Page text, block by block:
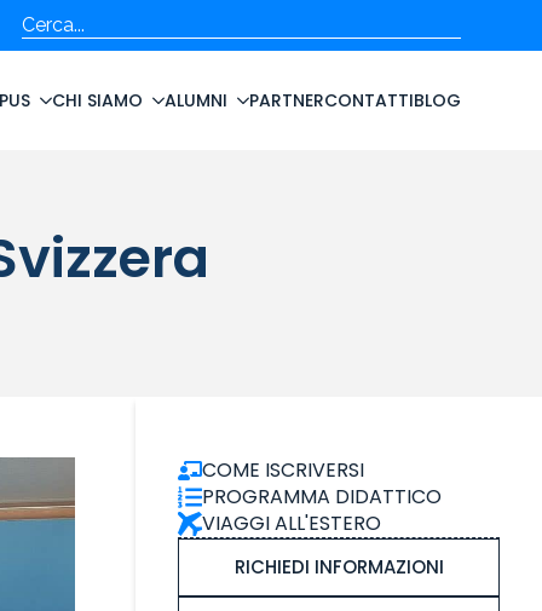
Cerca
CHI SIAMO ALUMNI PARTNERCONTATTIBLOG
COME ISCRIVERSI
PROGRAMMA DIDATTICO
VIAGGI ALL'ESTERO
RICHIEDI INFORMAZIONI